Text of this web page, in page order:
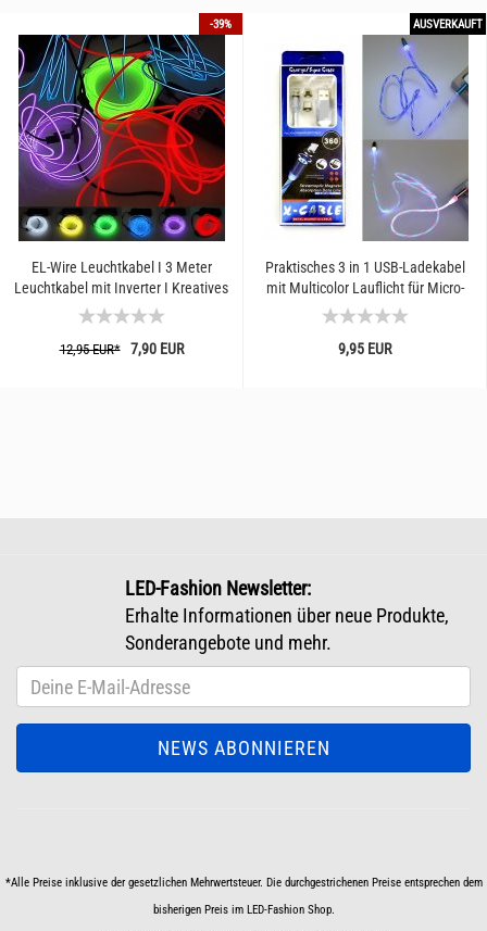
-39%
EL-Wire Leuchtkabel I 3 Meter
Leuchtkabel mit Inverter I Kreatives
basteln mit Licht...
12,95 EUR*7,90 EUR
AUSVERKAUFT
Praktisches 3 in 1 USB-Ladekabel
mit Multicolor Lauflicht für Micro-
USB + USB-C + Lightning-Stecker...
9,95 EUR
LED-Fashion Newsletter:
Erhalte Informationen über neue Produkte,
Sonderangebote und mehr.
*Alle Preise inklusive der gesetzlichen Mehrwertsteuer. Die durchgestrichenen Preise entsprechen dem
bisherigen Preis im LED-Fashion Shop.